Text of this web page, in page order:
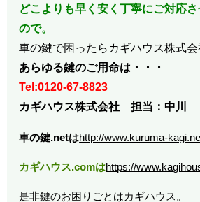
どこよりも早く安く丁寧にご対応
ので。
車の鍵で困ったらカギハウス株式会
あらゆる鍵のご用命は・・・
Tel:0120-67-8823
カギハウス株式会社 担当：中川
車の鍵.netはhttp://www.kuruma-
カギハウス.comはhttps://
是非鍵のお困りごとはカギハウス。